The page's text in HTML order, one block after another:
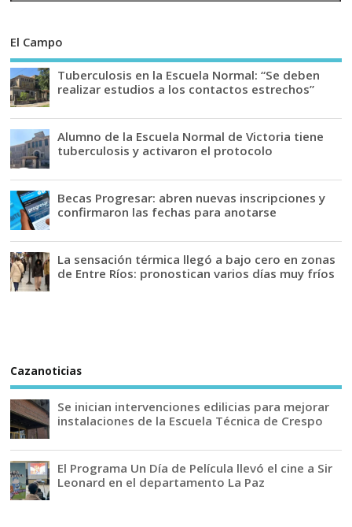
El Campo
Tuberculosis en la Escuela Normal: “Se deben
realizar estudios a los contactos estrechos”
Alumno de la Escuela Normal de Victoria tiene
tuberculosis y activaron el protocolo
Becas Progresar: abren nuevas inscripciones y
confirmaron las fechas para anotarse
La sensación térmica llegó a bajo cero en zonas
de Entre Ríos: pronostican varios días muy fríos
Cazanoticias
Se inician intervenciones edilicias para mejorar
instalaciones de la Escuela Técnica de Crespo
El Programa Un Día de Película llevó el cine a Sir
Leonard en el departamento La Paz